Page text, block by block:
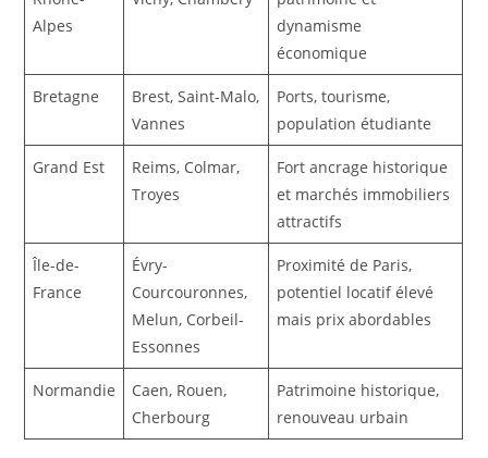
Alpes
dynamisme
économique
Bretagne
Brest, Saint-Malo,
Vannes
Ports, tourisme,
population étudiante
Grand Est
Reims, Colmar,
Troyes
Fort ancrage historique
et marchés immobiliers
attractifs
Île-de-
France
Évry-
Courcouronnes,
Melun, Corbeil-
Essonnes
Proximité de Paris,
potentiel locatif élevé
mais prix abordables
Normandie
Caen, Rouen,
Cherbourg
Patrimoine historique,
renouveau urbain